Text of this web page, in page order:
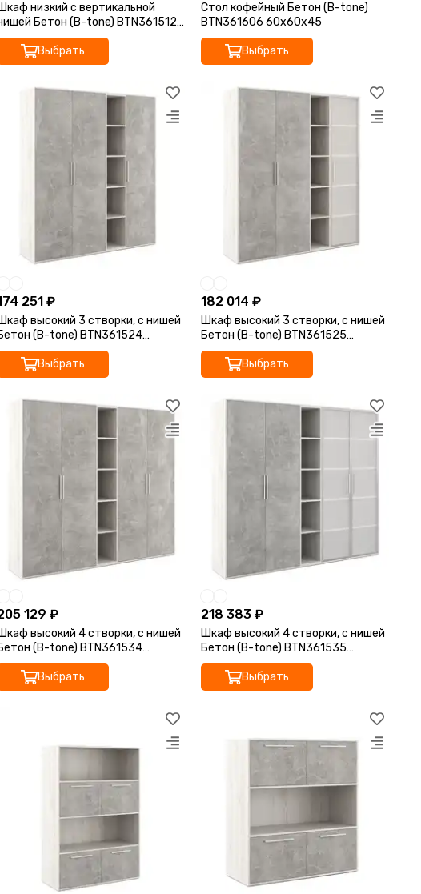
низкий с вертикальной
Бетон (B-tone) BTN361512
Выбрать
Стол кофейный Бетон (B-tone)
BTN361606 60x60x45
Выбрать
251 ₽
высокий 3 створки, с нишей
(B-tone) BTN361524
Выбрать
182 014 ₽
Шкаф высокий 3 створки, с нишей
Бетон (B-tone) BTN361525
168,8x45x191,7
Выбрать
129 ₽
высокий 4 створки, с нишей
(B-tone) BTN361534
Выбрать
218 383 ₽
Шкаф высокий 4 створки, с нишей
Бетон (B-tone) BTN361535
213,8x45x191,7
Выбрать